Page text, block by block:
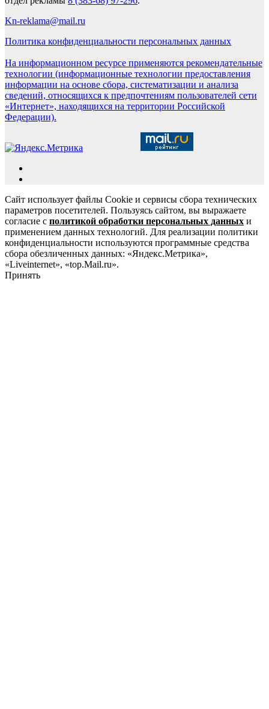
Kn-reklama@mail.ru
Политика конфиденциальности персональных данных
На информационном ресурсе применяются рекомендательные
технологии (информационные технологии предоставления
информации на основе сбора, систематизации и анализа
сведений, относящихся к предпочтениям пользователей сети
«Интернет», находящихся на территории Российской
Федерации).
Сайт использует файлы Cookie и сервисы сбора технических
параметров посетителей. Пользуясь сайтом, вы выражаете
согласие с политикой обработки персональных данных и
применением данных технологий. Для реализации политики
конфиденциальности используются программные средства
сбора обезличенных данных: «Яндекс.Метрика»,
«Liveinternet», «top.Mail.ru».
Принять